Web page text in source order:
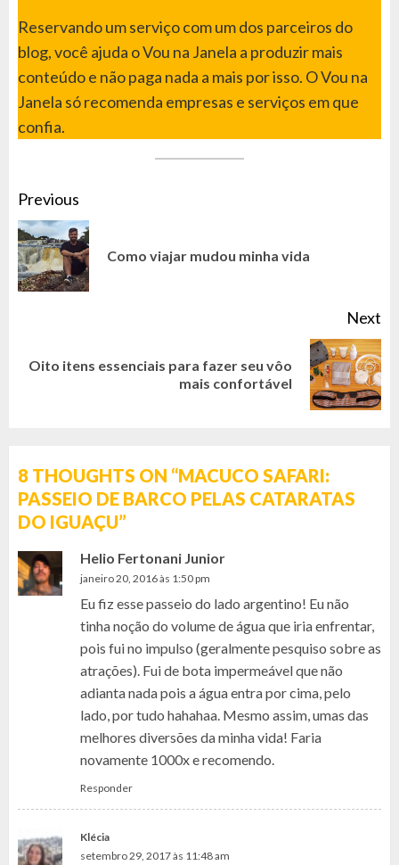
Reservando um serviço com um dos parceiros do
blog, você ajuda o Vou na Janela a produzir mais
conteúdo e não paga nada a mais por isso. O Vou na
Janela só recomenda empresas e serviços em que
confia.
CONTINUE
READING
Previous
Como viajar mudou minha vida
Next
Next
Oito itens essenciais para fazer seu vôo
mais confortável
8 THOUGHTS ON “MACUCO SAFARI:
PASSEIO DE BARCO PELAS CATARATAS
DO IGUAÇU”
Helio Fertonani Junior
janeiro 20, 2016 às 1:50 pm
Eu fiz esse passeio do lado argentino! Eu não
tinha noção do volume de água que iria enfrentar,
pois fui no impulso (geralmente pesquiso sobre as
atrações). Fui de bota impermeável que não
adianta nada pois a água entra por cima, pelo
lado, por tudo hahahaa. Mesmo assim, umas das
melhores diversões da minha vida! Faria
novamente 1000x e recomendo.
Responder
Klécia
setembro 29, 2017 às 11:48 am